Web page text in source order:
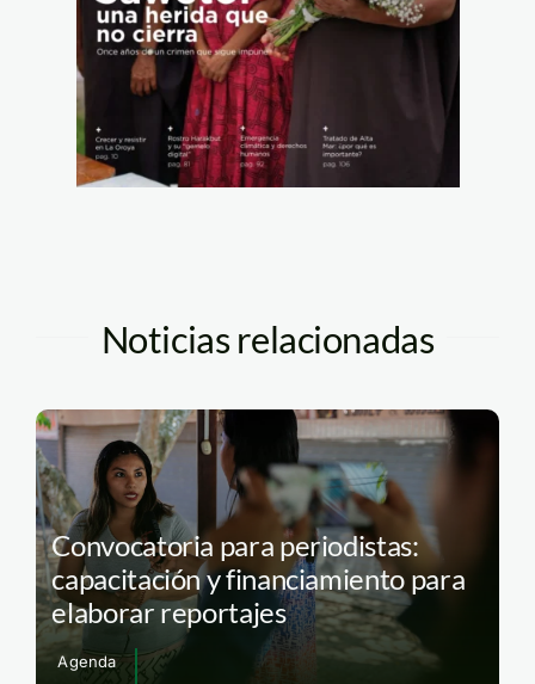
Noticias relacionadas
Convocatoria para periodistas:
capacitación y financiamiento para
elaborar reportajes
Agenda